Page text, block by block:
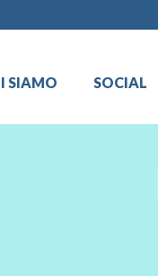
SIAMO SOCIAL